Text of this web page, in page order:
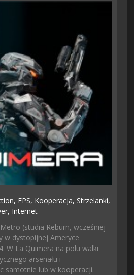
FPS, Kooperacja,Strzelanki,
Internet
(studia Reburn, wcześniej
w dystopijnej Ameryce
W La Quimera na polu walki
arsenału i
samotnie lub w kooperacji.